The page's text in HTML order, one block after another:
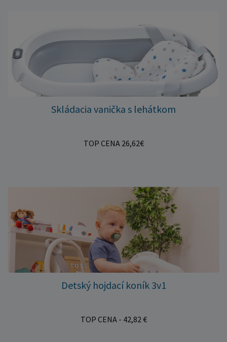
Skládacia vanička s lehátkom
TOP CENA 26,62€
Detský hojdací koník 3v1
TOP CENA - 42,82 €